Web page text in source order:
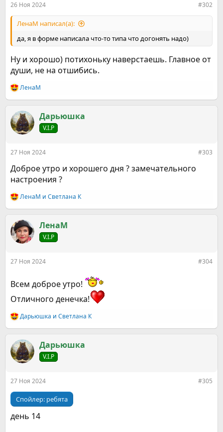
26 Ноя 2024 #302
ЛенаМ написал(а):
да, я в форме написала что-то типа что догонять надо)
Ну и хорошо) потихоньку наверстаешь. Главное от
души, не на отшибись.
Р
е
к
ц
и
ЛенаМ
Дарьюшка
V.I.P
27 Ноя 2024 #303
Доброе утро и хорошего дня ? замечательного
настроения ?
Р
е
к
ц
и
ЛенаМ и Светлана К
ЛенаМ
V.I.P
27 Ноя 2024 #304
Всем доброе утро!
Отличного денечка!
Р
е
к
ц
и
Дарьюшка и Светлана К
Дарьюшка
V.I.P
27 Ноя 2024 #305
Спойлер: ребята
день 14